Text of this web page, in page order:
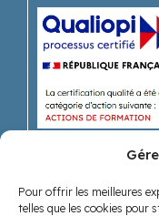
Pour offrir les meilleures
telles que les cookies pour
Recevoir nos